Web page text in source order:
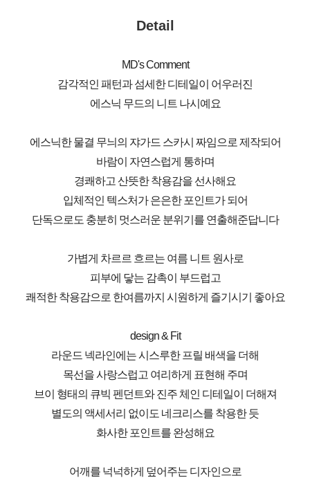
Detail
MD's Comment
감각적인 패턴과 섬세한 디테일이 어우러진
에스닉 무드의 니트 나시예요
에스닉한 물결 무늬의 쟈가드 스카시 짜임으로 제작되어
바람이 자연스럽게 통하며
경쾌하고 산뜻한 착용감을 선사해요
입체적인 텍스처가 은은한 포인트가 되어
단독으로도 충분히 멋스러운 분위기를 연출해준답니다
가볍게 차르르 흐르는 여름 니트 원사로
피부에 닿는 감촉이 부드럽고
쾌적한 착용감으로 한여름까지 시원하게 즐기시기 좋아요
design & Fit
라운드 넥라인에는 시스루한 프릴 배색을 더해
목선을 사랑스럽고 여리하게 표현해 주며
브이 형태의 큐빅 펜던트와 진주 체인 디테일이 더해져
별도의 액세서리 없이도 네크리스를 착용한 듯
화사한 포인트를 완성해요
어깨를 넉넉하게 덮어주는 디자인으로